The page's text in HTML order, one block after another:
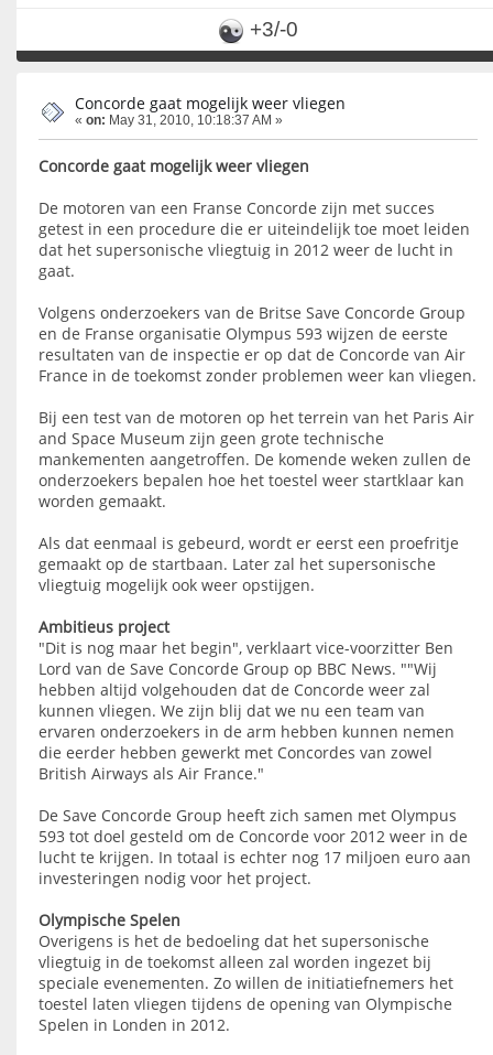
+3/-0
Concorde gaat mogelijk weer vliegen
« on: May 31, 2010, 10:18:37 AM »
Concorde gaat mogelijk weer vliegen
De motoren van een Franse Concorde zijn met succes
getest in een procedure die er uiteindelijk toe moet leiden
dat het supersonische vliegtuig in 2012 weer de lucht in
gaat.
Volgens onderzoekers van de Britse Save Concorde Group
en de Franse organisatie Olympus 593 wijzen de eerste
resultaten van de inspectie er op dat de Concorde van Air
France in de toekomst zonder problemen weer kan vliegen.
Bij een test van de motoren op het terrein van het Paris Air
and Space Museum zijn geen grote technische
mankementen aangetroffen. De komende weken zullen de
onderzoekers bepalen hoe het toestel weer startklaar kan
worden gemaakt.
Als dat eenmaal is gebeurd, wordt er eerst een proefritje
gemaakt op de startbaan. Later zal het supersonische
vliegtuig mogelijk ook weer opstijgen.
Ambitieus project
"Dit is nog maar het begin", verklaart vice-voorzitter Ben
Lord van de Save Concorde Group op BBC News. ""Wij
hebben altijd volgehouden dat de Concorde weer zal
kunnen vliegen. We zijn blij dat we nu een team van
ervaren onderzoekers in de arm hebben kunnen nemen
die eerder hebben gewerkt met Concordes van zowel
British Airways als Air France."
De Save Concorde Group heeft zich samen met Olympus
593 tot doel gesteld om de Concorde voor 2012 weer in de
lucht te krijgen. In totaal is echter nog 17 miljoen euro aan
investeringen nodig voor het project.
Olympische Spelen
Overigens is het de bedoeling dat het supersonische
vliegtuig in de toekomst alleen zal worden ingezet bij
speciale evenementen. Zo willen de initiatiefnemers het
toestel laten vliegen tijdens de opening van Olympische
Spelen in Londen in 2012.